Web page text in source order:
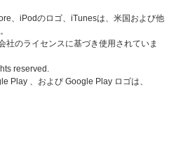
、iPodのロゴ、iTunesは、米国および他
社のライセンスに基づき使用されていま
reserved.
Play 、および Google Play ロゴは、